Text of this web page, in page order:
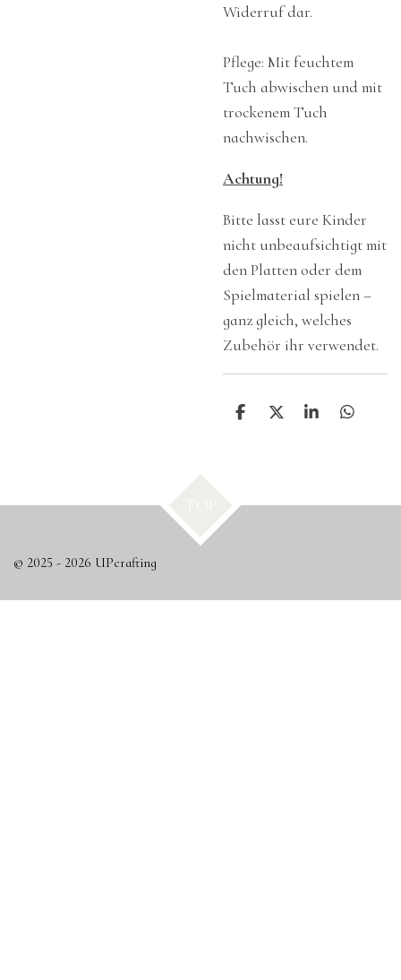
Widerruf dar.
Pflege: Mit feuchtem
Tuch abwischen und mit
trockenem Tuch
nachwischen.
Achtung!
Bitte lasst eure Kinder
nicht unbeaufsichtigt mit
den Platten oder dem
Spielmaterial spielen –
ganz gleich, welches
Zubehör ihr verwendet.
T
T
T
T
© 2025 - 2026 UPcrafting